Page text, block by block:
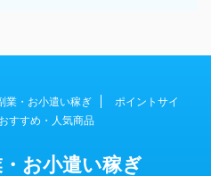
業・お小遣い稼ぎ
ポイントサイ
おすすめ・人気商品
お小遣い稼ぎ